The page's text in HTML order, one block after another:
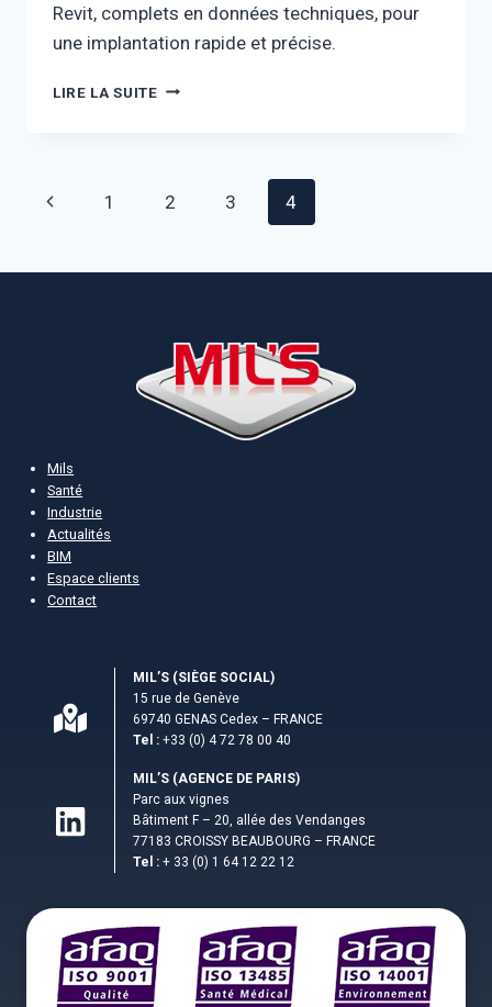
Revit, complets en données techniques, pour
une implantation rapide et précise.
LIRE LA SUITEOBJETS
Navigation
Page
1 2 3 4
Mils
Santé
Industrie
Actualités
BIM
Espace clients
Contact
MIL’S (S­IÈGE SOCIAL)
15 rue de Genève
69740 GENAS Cedex – FRANCE
Tel : +33 (0) 4 72 78 00 40
MIL’S (AGENCE DE PARIS)
Parc aux vignes
Bâtiment F – 20, allée des Vendanges
77183 CROISSY BEAUBOURG – FRANCE
Tel : + 33 (0) 1 64 12 22 12